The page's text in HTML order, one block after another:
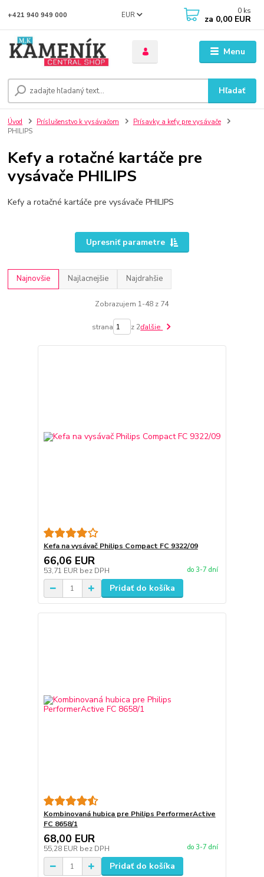
Menu
EUR
Hľadať
+421 940 949 000 0 ks
za 0,00 EUR
Úvod Príslušenstvo k vysávačom
Prísavky a kefy pre vysávače
PHILIPS
Kefy a rotačné kartáče pre
vysávače PHILIPS
Kefy a rotačné kartáče pre vysávače PHILIPS
Upresniť parametre
Najnovšie Najlacnejšie Najdrahšie
Zobrazujem 1-48 z 74
strana z 2ďalšie
Kefa na vysávač Philips Compact FC 9322/09
66,06 EUR
53,71 EUR bez DPH do 3-7 dní
Pridať do košíka
Kombinovaná hubica pre Philips PerformerActive
FC 8658/1
68,00 EUR
55,28 EUR bez DPH do 3-7 dní
Pridať do košíka